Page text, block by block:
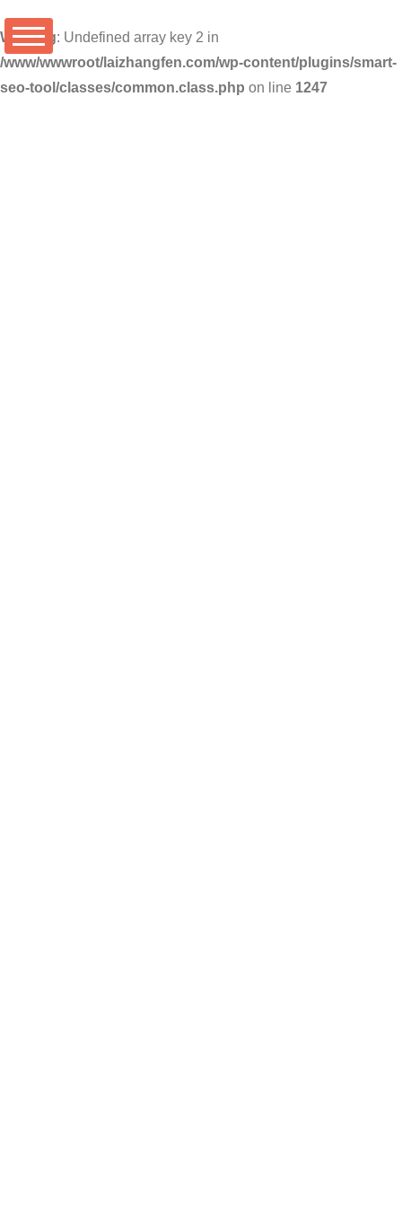
Warning: Undefined array key 2 in
/www/wwwroot/laizhangfen.com/wp-content/plugins/smart-
seo-tool/classes/common.class.php on line 1247